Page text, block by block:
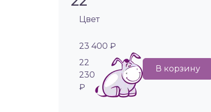
Цвет
23 400 ₽
22
230
₽
В корзину